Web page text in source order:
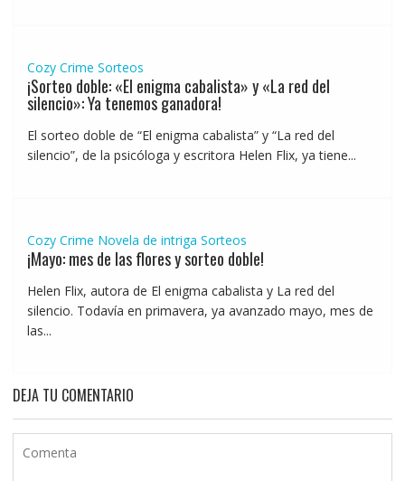
Cozy Crime Sorteos
¡Sorteo doble: «El enigma cabalista» y «La red del
silencio»: Ya tenemos ganadora!
El sorteo doble de “El enigma cabalista” y “La red del
silencio”, de la psicóloga y escritora Helen Flix, ya tiene...
Cozy Crime Novela de intriga Sorteos
¡Mayo: mes de las flores y sorteo doble!
Helen Flix, autora de El enigma cabalista y La red del
silencio. Todavía en primavera, ya avanzado mayo, mes de
las...
DEJA TU COMENTARIO